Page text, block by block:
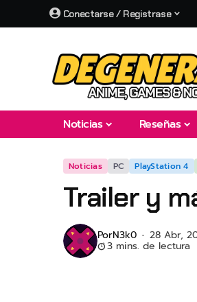
Conectarse / Registrase
Noticias Reseñas
Noticias PC PlayStation 4
Trailer y
PorN3k0 28 Abr,
3 mins. de lectura